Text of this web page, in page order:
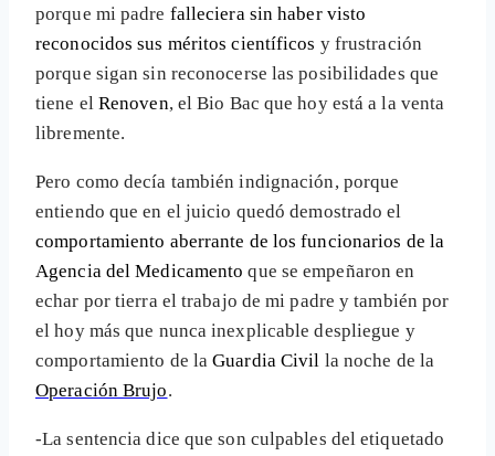
porque mi padre falleciera sin haber visto
reconocidos sus méritos científicos y frustración
porque sigan sin reconocerse las posibilidades que
tiene el Renoven, el Bio Bac que hoy está a la venta
libremente.
Pero como decía también indignación, porque
entiendo que en el juicio quedó demostrado el
comportamiento aberrante de los funcionarios de la
Agencia del Medicamento que se empeñaron en
echar por tierra el trabajo de mi padre y también por
el hoy más que nunca inexplicable despliegue y
comportamiento de laGuardia Civil la noche de la
Operación Brujo.
-La sentencia dice que son culpables del etiquetado